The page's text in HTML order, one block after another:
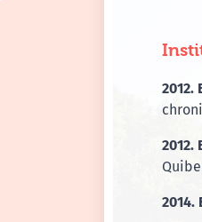
2012.
2012.
2014.